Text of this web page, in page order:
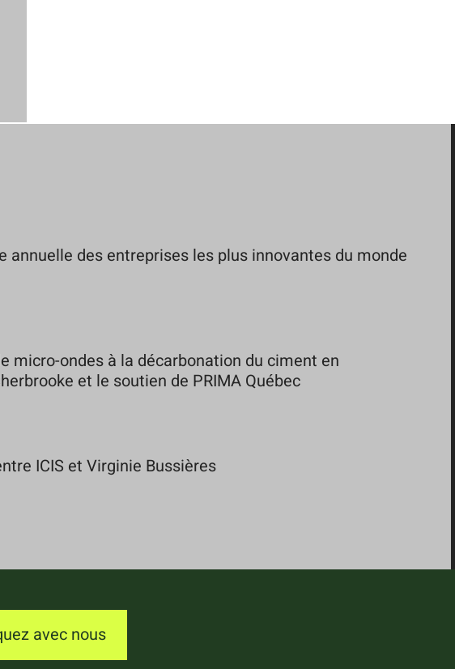
annuelle des entreprises les plus innovantes du monde
micro-ondes à la décarbonation du ciment en
et le soutien de PRIMA Québec
ICIS et Virginie Bussières
avec nous